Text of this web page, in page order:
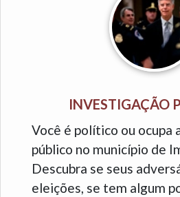
INVESTIGAÇÃO
Você é político ou ocupa
público no município de
Descubra se seus
eleições, se tem algum